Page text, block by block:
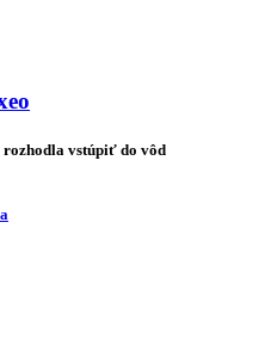
rozhodla vstúpiť do vôd